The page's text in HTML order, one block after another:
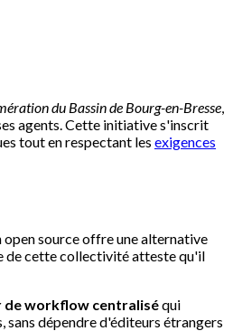
du Bassin de Bourg-en-Bresse,
agents. Cette initiative s'inscrit
tout en respectant les exigences
open source offre une alternative
de cette collectivité atteste qu'il
de workflow centraliséqui
dépendre d'éditeurs étrangers